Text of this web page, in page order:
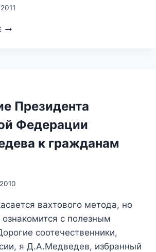
ПОЗДРАВЛЕНИЯ
Президента
Федерации
к гражданам
вахтового метода, но
с полезным
соотечественники,
я Д.А.Медведев, избранный